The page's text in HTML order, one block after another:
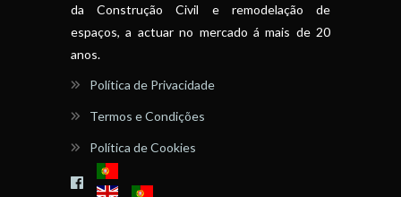
da Construção Civil e remodelação de
espaços, a actuar no mercado á mais de 20
anos.
Política de Privacidade
Termos e Condições
Política de Cookies